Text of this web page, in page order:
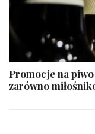
Promocje na
zarówno